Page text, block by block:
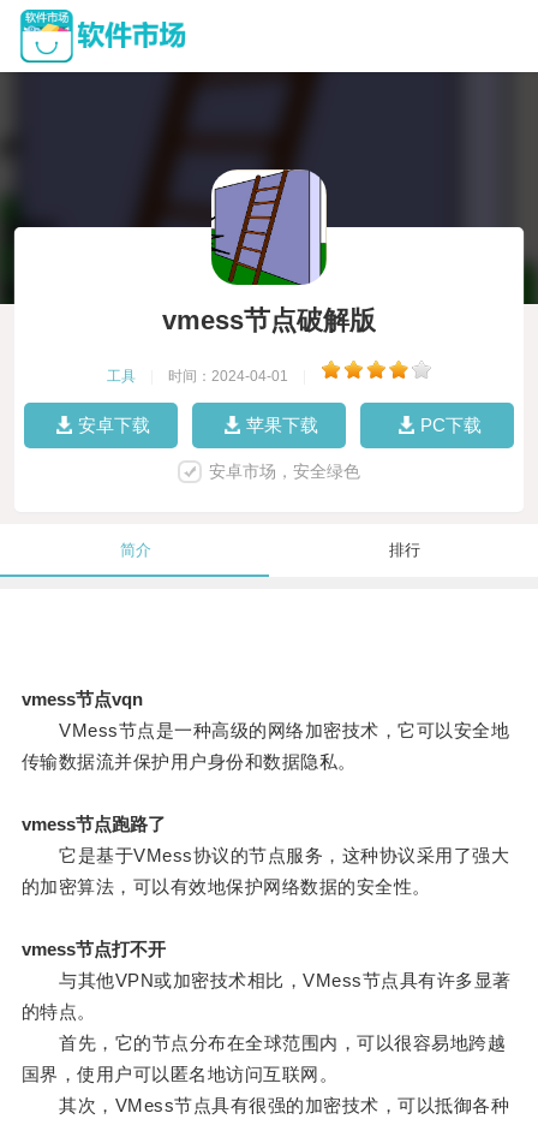
vmess节点破解版
工具 时间：2024-04-01
安卓下载 苹果下载 PC下载
安卓市场，安全绿色
简介 排行
vmess节点vqn
VMess节点是一种高级的网络加密技术，它可以安全地
传输数据流并保护用户身份和数据隐私。
vmess节点跑路了
它是基于VMess协议的节点服务，这种协议采用了强大
的加密算法，可以有效地保护网络数据的安全性。
vmess节点打不开
与其他VPN或加密技术相比，VMess节点具有许多显著
的特点。
首先，它的节点分布在全球范围内，可以很容易地跨越
国界，使用户可以匿名地访问互联网。
其次，VMess节点具有很强的加密技术，可以抵御各种